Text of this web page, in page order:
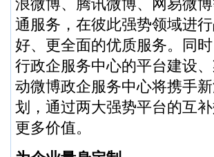
浪微博、腾讯微博、网易微
通服务，在彼此强势领域进
好、更全面的优质服务。同
行政企服务中心的平台建设
动微博政企服务中心将携手
划，通过两大强势平台的互
更多价值。